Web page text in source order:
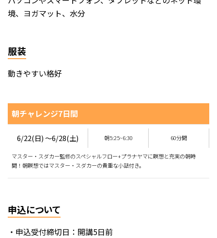
境、ヨガマット、水分
服装
動きやすい格好
朝チャレンジ7日間
6/22(日) 〜6/28(土) 朝5:25~6:30 60分間
マスター・スダカー監修のスペシャルフロー+プラナヤマに瞑想と充実の朝時
間！朝瞑想ではマスター・スダカーの貴重な小話付き。
申込について
・申込受付締切日：開講5日前